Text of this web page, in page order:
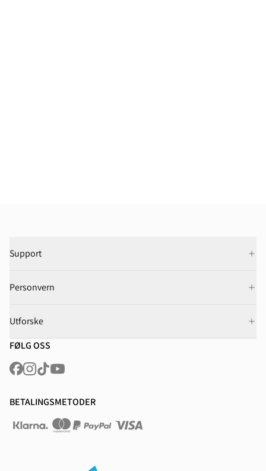
Support
Personvern
Utforske
FØLG OSS
BETALINGSMETODER